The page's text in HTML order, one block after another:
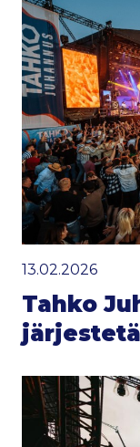
13.02.2026
Tahko